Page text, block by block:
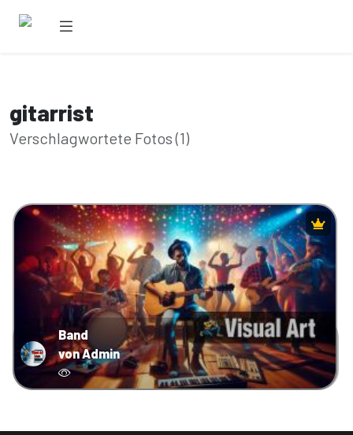
gitarrist
Verschlagwortete Fotos (1)
Band
von Admin